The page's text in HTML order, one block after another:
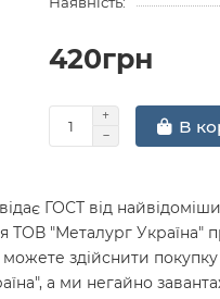
420грн
В
ГОСТ від
ТОВ "Металург
здійснити
а ми негайно